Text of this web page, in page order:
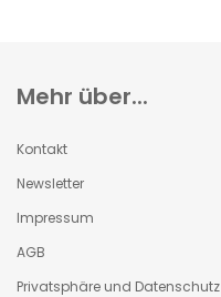
Mehr über...
Kontakt
Newsletter
Impressum
AGB
Privatsphäre und Datenschutz